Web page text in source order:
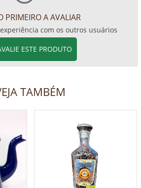
PRIMEIRO A AVALIAR
com os outros usuários
ESTE PRODUTO
TAMBÉM